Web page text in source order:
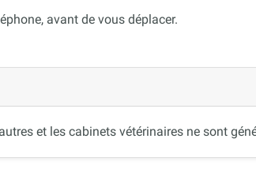
avant de vous déplacer.
et les cabinets vétérinaires ne sont